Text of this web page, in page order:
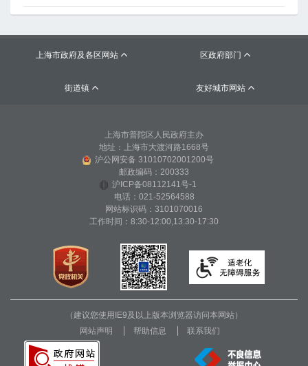
上海市政府及各区网站  区政府部门 
街道镇  友好城市网站 
上海市普陀区人民政府主办
地址：上海市大渡河路1668号
沪公网安备 31010702001200号
邮政编码：200333
沪ICP备08112141号-1
电话：021-52564588
网站标识码：3101070016
工作时间：8:30-12:00,13:30-17:30
（建议您使用IE9及以上版本浏览器访问本网站）
网站声明
帮助信息 联系我们